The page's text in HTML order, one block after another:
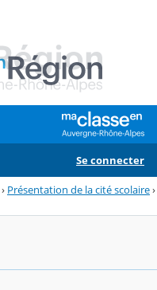
Se connecter
› Présentation de la cité scolaire›